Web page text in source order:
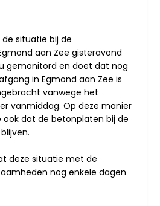
situatie bij de
aan Zee gisteravond
gemonitord en doet dat nog
in Egmond aan Zee is
vanwege het
vanmiddag. Op deze manier
dat de betonplaten bij de
deze situatie met de
nog enkele dagen